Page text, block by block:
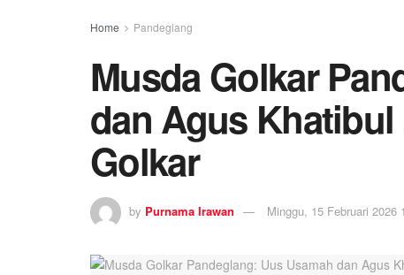
Home Pandeglang
Musda Golkar
dan Agus
Golkar
by Purnama Irawan Minggu, 15 Februari 2026